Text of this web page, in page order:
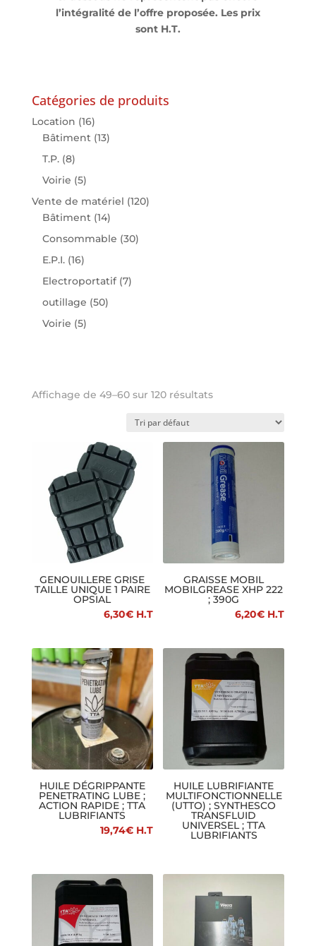
l’intégralité de l’offre proposée. Les prix
sont H.T.
Catégories de produits
Location (16)
Bâtiment (13)
T.P. (8)
Voirie (5)
Vente de matériel (120)
Bâtiment (14)
Consommable (30)
E.P.I. (16)
Electroportatif (7)
outillage (50)
Voirie (5)
Affichage de 49–60 sur 120 résultats
GENOUILLERE GRISE
TAILLE UNIQUE 1 PAIRE
OPSIAL
6,30€ H.T
GRAISSE MOBIL
MOBILGREASE XHP 222
; 390G
6,20€ H.T
HUILE DÉGRIPPANTE
PENETRATING LUBE ;
ACTION RAPIDE ; TTA
LUBRIFIANTS
19,74€ H.T
HUILE LUBRIFIANTE
MULTIFONCTIONNELLE
(UTTO) ; SYNTHESCO
TRANSFLUID
UNIVERSEL ; TTA
LUBRIFIANTS